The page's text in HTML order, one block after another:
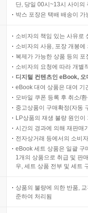
단, 당일 00시~13시 사이의
박스 포장은 택배 배송이
소비자의 책임 있는 사유로
소비자의 사용, 포장 개봉
복제가 가능한 상품 등의
소비자의 요청에 따라 개별
디지털 컨텐츠인 eBook,
eBook 대여 상품은 대여 기
모바일 쿠폰 등록 후 취소/
중고상품이 구매확정(자동
LP상품의 재생 불량 원인
시간의 경과에 의해 재판매
전자상거래 등에서의 소비
eBook 세트 상품은 일괄 구
1개의 상품으로 취급 및 판
우, 세트 상품 전부 및 세트
상품의 불량에 의한 반품,
준하여 처리됨